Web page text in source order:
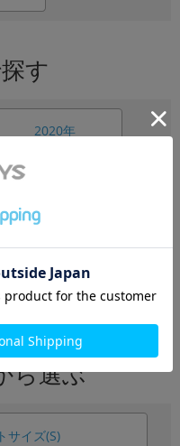
す
2020年
ら選ぶ
サイズ(S)